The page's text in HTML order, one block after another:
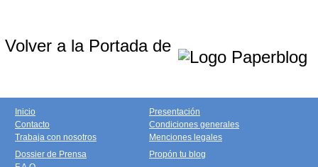
Volver a la Portada de
Inicio
Contacto
Trabaja con nosotros
Presentación
Condiciones generales
Menciones legales
Dossier de Prensa
Propón tu blog